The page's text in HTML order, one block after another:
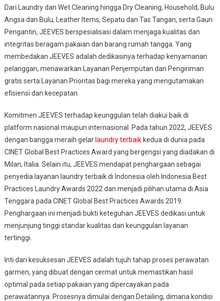
Dari Laundry dan Wet Cleaning hingga Dry Cleaning, Household, Bulu
Angsa dan Bulu, Leather Items, Sepatu dan Tas Tangan, serta Gaun
Pengantin, JEEVES berspesialisasi dalam menjaga kualitas dan
integritas beragam pakaian dan barang rumah tangga. Yang
membedakan JEEVES adalah dedikasinya terhadap kenyamanan
pelanggan, menawarkan Layanan Penjemputan dan Pengiriman
gratis serta Layanan Prioritas bagi mereka yang mengutamakan
efisiensi dan kecepatan.
Komitmen JEEVES terhadap keunggulan telah diakui baik di
platform nasional maupun internasional. Pada tahun 2022, JEEVES
dengan bangga meraih gelarlaundry terbaikkedua di dunia pada
CINET Global Best Practices Award yang bergengsi yang diadakan di
Milan, Italia. Selain itu, JEEVES mendapat penghargaan sebagai
penyedia layanan laundry terbaik di Indonesia oleh Indonesia Best
Practices Laundry Awards 2022 dan menjadi pilihan utama di Asia
Tenggara pada CINET Global Best Practices Awards 2019.
Penghargaan ini menjadi bukti keteguhan JEEVES dedikasi untuk
menjunjung tinggi standar kualitas dan keunggulan layanan
tertinggi.
Inti dari kesuksesan JEEVES adalah tujuh tahap proses perawatan
garmen, yang dibuat dengan cermat untuk memastikan hasil
optimal pada setiap pakaian yang dipercayakan pada
perawatannya. Prosesnya dimulai dengan Detailing, dimana kondisi